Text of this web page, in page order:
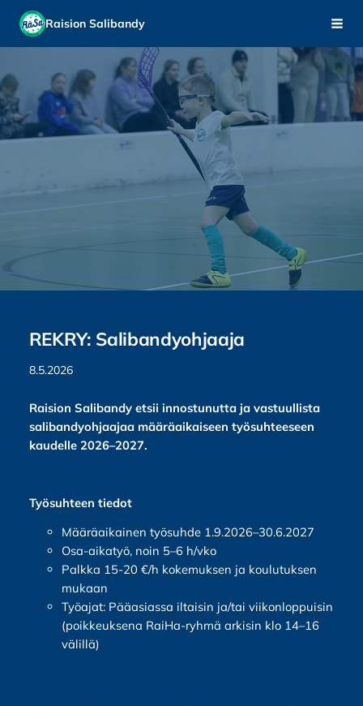
Siirry
sivun
Raision Salibandy
REKRY: Salibandyohjaaja
8.5.2026
Raision Salibandy etsii innostunutta ja vastuullista
salibandyohjaajaa määräaikaiseen työsuhteeseen
kaudelle 2026–2027.
Työsuhteen tiedot
Määräaikainen työsuhde 1.9.2026–30.6.2027
Osa-aikatyö, noin 5–6 h/vko
Palkka 15-20 €/h kokemuksen ja koulutuksen
mukaan
Työajat: Pääasiassa iltaisin ja/tai viikonloppuisin
(poikkeuksena RaiHa-ryhmä arkisin klo 14–16
välillä)